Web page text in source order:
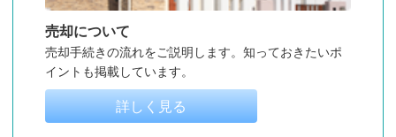
売却について
売却手続きの流れをご説明します。知っておきたいポ
イントも掲載しています。
詳しく見る